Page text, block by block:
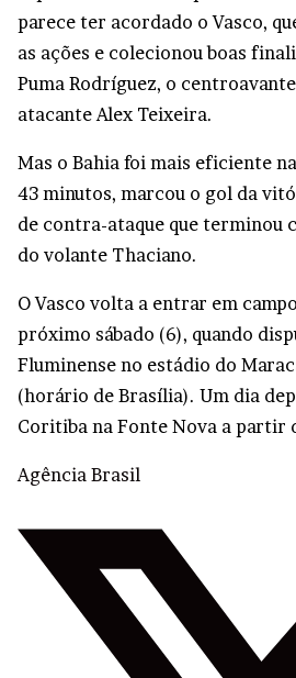
parece ter acordado o Vasco,
as ações e colecionou boas
Puma Rodríguez, o
atacante Alex Teixeira.
Mas o Bahia foi mais eficiente
43 minutos, marcou o gol da
de contra-ataque que terminou
do volante Thaciano.
O Vasco volta a entrar em
próximo sábado (6), quando
Fluminense no estádio do
(horário de Brasília). Um dia
Coritiba na Fonte Nova a partir
Agência Brasil